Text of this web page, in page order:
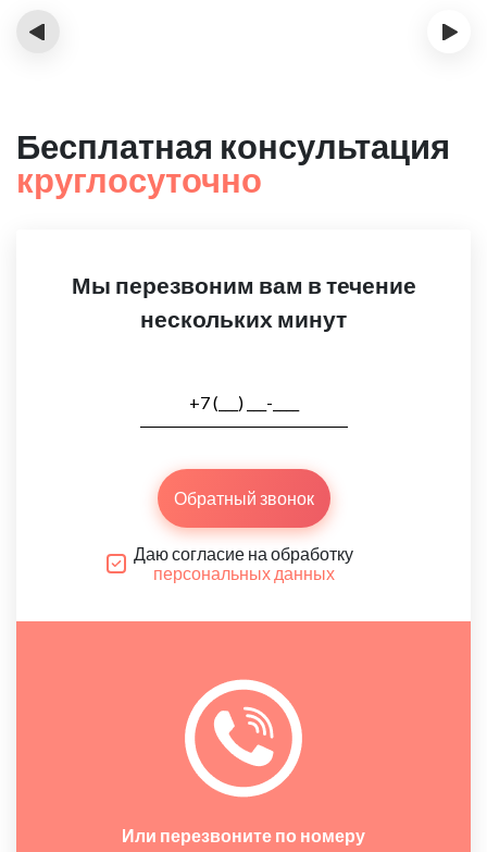
‹ ›
Бесплатная консультация
круглосуточно
Мы перезвоним вам в течение
нескольких минут
Обратный звонок
Даю согласие на обработку
персональных данных
Или перезвоните по номеру